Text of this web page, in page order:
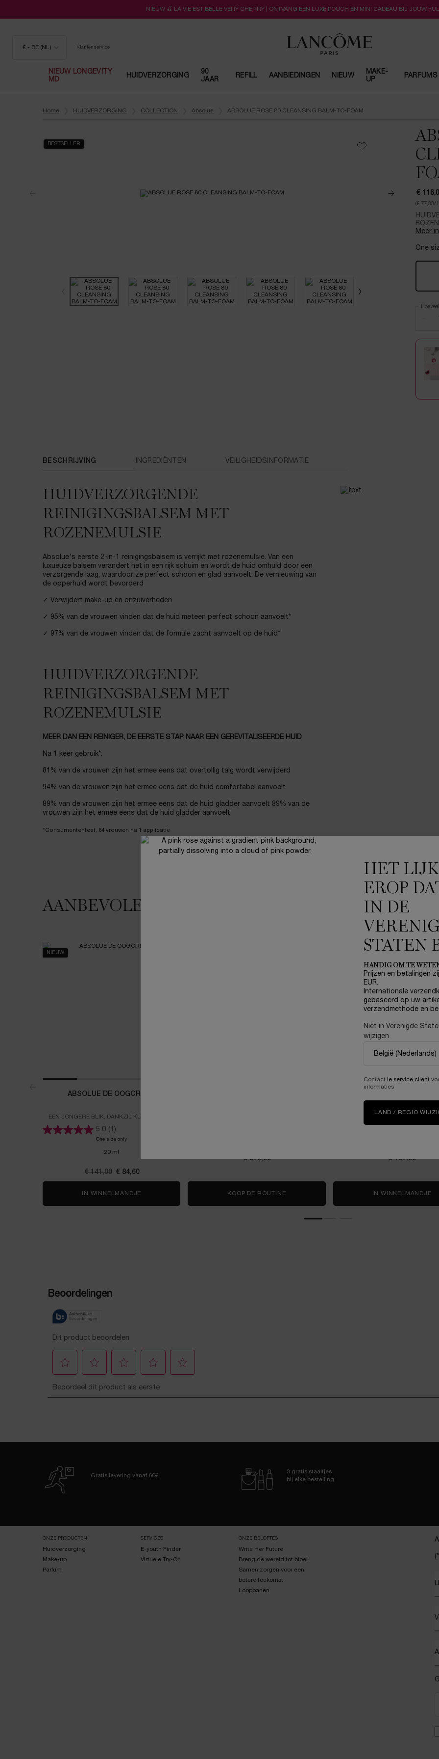
NIEUW 🍒 LA VIE EST BELLE VERY CHERRY | ONTVANG EEN LUXE POUCH EN MINI CADEAU BIJ JOUW
€ - BE (NL) Klantenservice
NIEUW LONGEVITY
MD
HUIDVERZORGING
90
JAAR
REFILL AANBIEDINGEN NIEUW
MAKE-
UP
PARFUMS
Home HUIDVERZORGING COLLECTION Absolue ABSOLUE ROSE 80 CLEANSING BALM-TO-FOAM
€
(€ 77,33/
Meer
BESTSELLER
One
BESCHRIJVING INGREDIËNTEN VEILIGHEIDSINFORMATIE
HUIDVERZORGENDE
REINIGINGSBALSEM MET
ROZENEMULSIE
Absolue's eerste 2-in-1 reinigingsbalsem is verrijkt met rozenemulsie. Van een
luxueuze balsem verandert het in een rijk schuim en wordt de huid omhuld door een
verzorgende laag, waardoor ze perfect schoon en glad aanvoelt. De vernieuwing van
de opperhuid wordt bevorderd
✓ Verwijdert make-up en onzuiverheden
✓ 95% van de vrouwen vinden dat de huid meteen perfect schoon aanvoelt*
✓ 97% van de vrouwen vinden dat de formule zacht aanvoelt op de huid*
HUIDVERZORGENDE
REINIGINGSBALSEM MET
ROZENEMULSIE
MEER DAN EEN REINIGER, DE EERSTE STAP NAAR EEN GEREVITALISEERDE HUID
Na 1 keer gebruik*:
81% van de vrouwen zijn het ermee eens dat overtollig talg wordt verwijderd
94% van de vrouwen zijn het ermee eens dat de huid comfortabel aanvoelt
89% van de vrouwen zijn het ermee eens dat de huid gladder aanvoelt 89% van de
vrouwen zijn het ermee eens dat de huid gladder aanvoelt
*Consumententest, 64 vrouwen na 1 applicatie
JE HOUDT MISSCHIEN VANAANBEVOLEN VOOR JOU
NIEUW
ABSOLUE DE OOGCRÈME
EEN JONGERE BLIK, DANKZIJ KUNSTMATIGE
5.0 (1)
One size only
20 ml
Oude prijs
€ 141,00 Nieuwe prijs
€ 84,60
IN WINKELMANDJE
€ 370,00
KOOP DE ROUTINE ABSOLUE LONGEVITY MD INTERCEPT THE
One size onlyfor
€ 167,00
IN WINKELMANDJE
Gratis levering vanaf 60€
3 gratis staaltjes
bij elke bestelling
ONZE PRODUCTEN
Huidverzorging
Make-up
Parfum
SERVICES
E-youth Finder
Virtuele Try-On
ONZE BELOFTES
Write Her Future
Breng de wereld tot bloei
Samen zorgen voor een
betere toekomst
Loopbanen
HET
EROP
IN DE
STATEN
HANDIG OM TE
Prijzen en betalingen
EUR.
Internationale
gebaseerd op uw
verzendmethode en
Niet in Verenigde
wijzigen
Contact le service client
informaties
LAND / REGIO